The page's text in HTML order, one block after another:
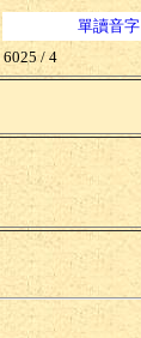
單讀音字
6025 / 4